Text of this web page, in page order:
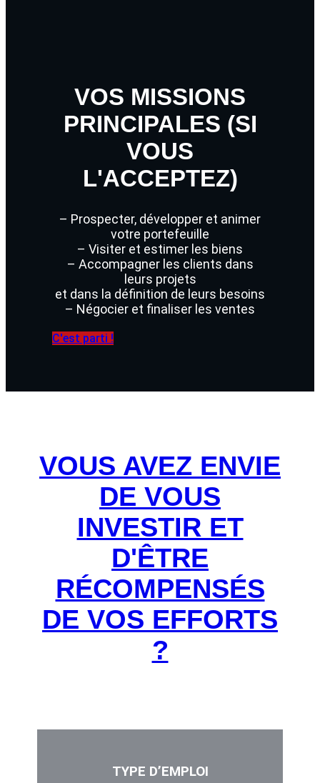
VOS MISSIONS
PRINCIPALES (SI
VOUS
L'ACCEPTEZ)
– Prospecter, développer et animer
votre portefeuille
– Visiter et estimer les biens
– Accompagner les clients dans
leurs projets
et dans la définition de leurs besoins
– Négocier et finaliser les ventes
C'est parti !
VOUS AVEZ ENVIE
DE VOUS
INVESTIR ET
D'ÊTRE
RÉCOMPENSÉS
DE VOS EFFORTS
?
TYPE D’EMPLOI